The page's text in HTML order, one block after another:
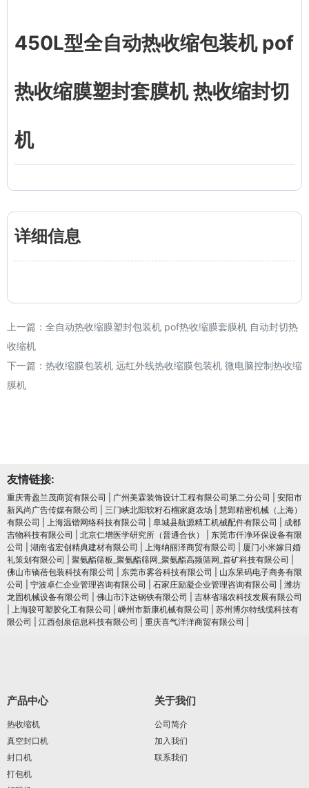
450L型全自动热收缩包装机 pof
热收缩膜塑封套膜机 热收缩封切
机
详细信息
上一篇： 全自动热收缩膜塑封包装机 pof热收缩膜套膜机 自动封切热
收缩机
下一篇： 热收缩膜包装机 远红外线热收缩膜包装机 微电脑控制热收缩
膜机
友情链接:
重庆青盈兰茂商贸有限公司 广州美霖装饰设计工程有限公司第二分公司
安阳市
新风尚广告传媒有限公司
三门峡北阳软籽石榴家庭农场
慧郢精密机械（上海）
有限公司
上海温锴网络科技有限公司 阜城县航源精工机械配件有限公司
成都
吉物科技有限公司
北京仁增医学研究所（普通合伙）
东莞市仟净环保设备有限
公司
湖南省宏创精典建材有限公司 上海纳丽泽商贸有限公司
厦门小米嫁日婚
礼策划有限公司
聚氨酯筛板_聚氨酯筛网_聚氨酯高频筛网_首矿科技有限公司
佛山市镝蓓包装科技有限公司
东莞市雾谷科技有限公司
山东呆码电子商务有限
公司
宁波卓仁企业管理咨询有限公司 石家庄励凝企业管理咨询有限公司
潍坊
龙固机械设备有限公司
佛山市汴达钢铁有限公司
吉林省瑞农科技发展有限公司
上海骏可塑胶化工有限公司 嵊州市新康机械有限公司
苏州博尔特线缆科技有
限公司
江西创泉信息科技有限公司 重庆喜气洋洋商贸有限公司
产品中心
热收缩机
真空封口机
封口机
打包机
关于我们
公司简介
加入我们
联系我们